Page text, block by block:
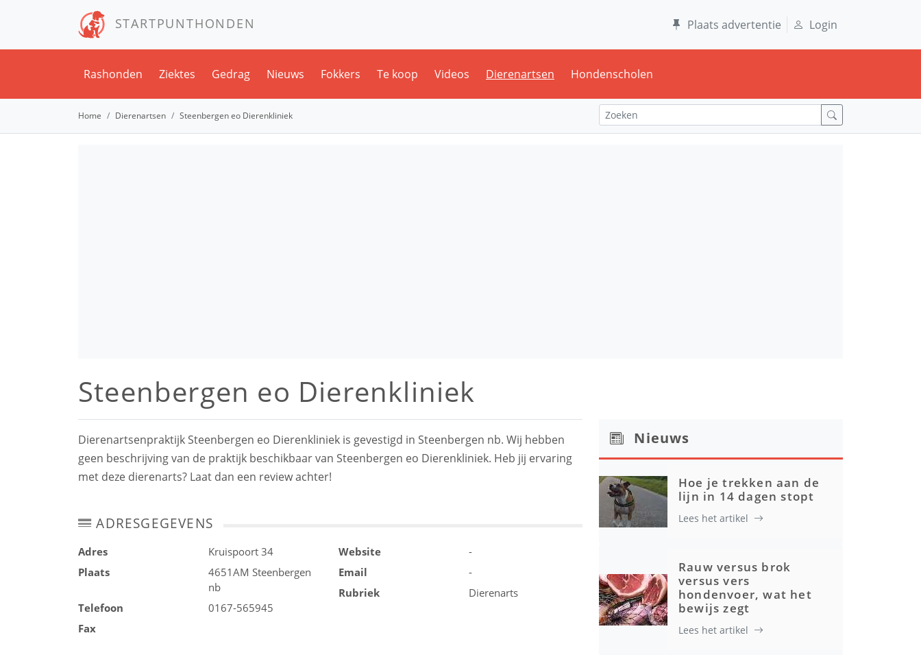
STARTPUNTHONDEN Plaats advertentie Login
Rashonden Ziektes Gedrag Nieuws Fokkers Te koop Videos Dierenartsen Hondenscholen
Home Dierenartsen Steenbergen eo Dierenkliniek
Steenbergen eo Dierenkliniek
Dierenartsenpraktijk Steenbergen eo Dierenkliniek is gevestigd in Steenbergen nb. Wij hebben
geen beschrijving van de praktijk beschikbaar van Steenbergen eo Dierenkliniek. Heb jij ervaring
met deze dierenarts? Laat dan een review achter!
ADRESGEGEVENS
Adres
Kruispoort 34
Plaats
4651AM Steenbergen
nb
Telefoon
0167-565945
Fax
Website
-
Email
-
Rubriek
Dierenarts
Nieuws
Hoe je trekken aan de
lijn in 14 dagen stopt
Lees het artikel
Rauw versus brok
versus vers
hondenvoer, wat het
bewijs zegt
Lees het artikel